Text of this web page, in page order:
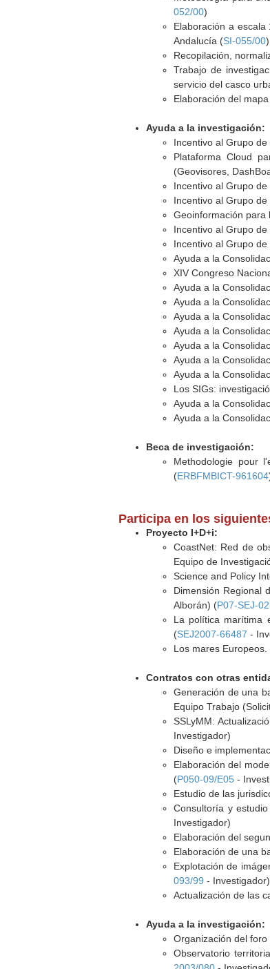
052/00)
Elaboración a
Andalucía (SI-055/00)
Recopilación,
Trabajo de
servicio del casco
Elaboración del
Ayuda a la investigación:
Incentivo al Grupo
Plataforma Cloud
(Geovisores,
Incentivo al Grupo
Incentivo al Grupo
Geoinformación para
Incentivo al Grupo
Incentivo al Grupo
Ayuda a la
XIV Congreso
Ayuda a la
Ayuda a la
Ayuda a la
Ayuda a la
Ayuda a la
Ayuda a la
Ayuda a la
Los SIGs:
Ayuda a la
Ayuda a la
Beca de investigación:
Methodologie pour
(ERBFMBICT-961604
Participa en los
Proyecto I+D+i:
CoastNet: Red de
Equipo de
Science and Policy
Dimensión Regional
Alborán) (P07-SEJ-
La política marítima
(SEJ2007-66487 -
Los mares
Contratos con otras
Generación de una
Equipo Trabajo
SSLyMM:
Investigador)
Diseño e
Elaboración del
(P050-09/E05 -
Estudio de las
Consultoría y
Investigador)
Elaboración del
Elaboración de una
Explotación de
093/99 - Investigador)
Actualización de las
Ayuda a la investigación:
Organización del
Observatorio